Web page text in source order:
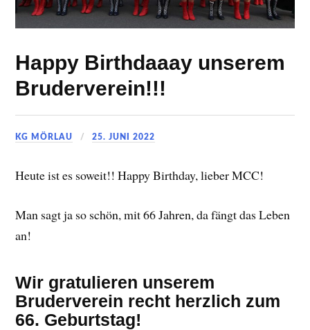
Happy Birthdaaay unserem
Bruderverein!!!
KG MÖRLAU 25. JUNI 2022
Heute ist es soweit!! Happy Birthday, lieber MCC!
Man sagt ja so schön, mit 66 Jahren, da fängt das Leben
an!
Wir gratulieren unserem
Bruderverein recht herzlich zum
66. Geburtstag!